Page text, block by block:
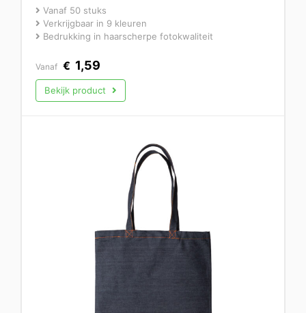
Vanaf 50 stuks
Verkrijgbaar in 9 kleuren
Bedrukking in haarscherpe fotokwaliteit
Vanaf € 1,59
Bekijk product